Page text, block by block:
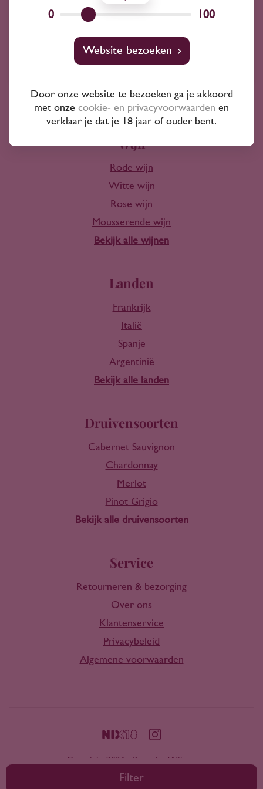
Filter
Wij kunnen je altijd adviseren
Wijnprofessionals
10+ jaar ervaring
Wijn
Rode wijn
Witte wijn
Rose wijn
Mousserende wijn
Bekijk alle wijnen
Landen
Frankrijk
Italië
Spanje
Argentinië
Bekijk alle landen
Druivensoorten
Cabernet Sauvignon
Chardonnay
Merlot
Pinot Grigio
Bekijk alle druivensoorten
Service
Retourneren & bezorging
Over ons
Klantenservice
Privacybeleid
Algemene voorwaarden
Copyright 2026 - Rootring Wijnen
0 100
Website bezoeken
Door onze website te bezoeken ga je akkoord
met onze cookie- en privacyvoorwaarden en
verklaar je dat je 18 jaar of ouder bent.